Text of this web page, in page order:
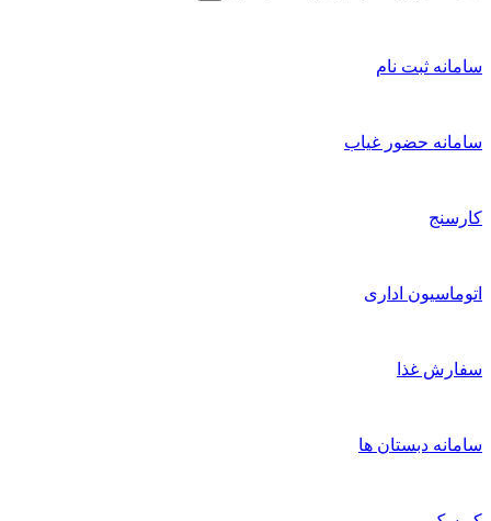
ثبت نام
حضور غیاب
اداری
غذا
دبستان ها